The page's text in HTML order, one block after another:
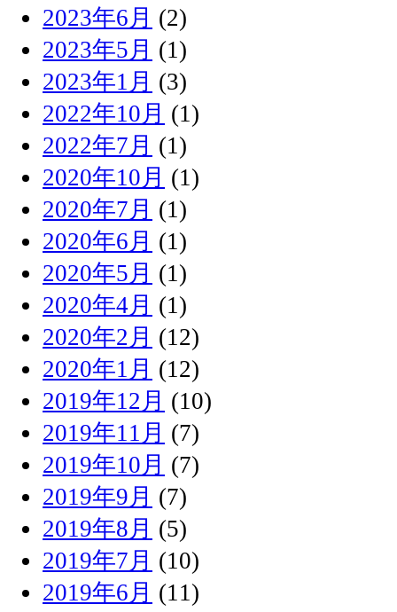
2023年6月 (2)
2023年5月 (1)
2023年1月 (3)
2022年10月 (1)
2022年7月 (1)
2020年10月 (1)
2020年7月 (1)
2020年6月 (1)
2020年5月 (1)
2020年4月 (1)
2020年2月 (12)
2020年1月 (12)
2019年12月 (10)
2019年11月 (7)
2019年10月 (7)
2019年9月 (7)
2019年8月 (5)
2019年7月 (10)
2019年6月 (11)